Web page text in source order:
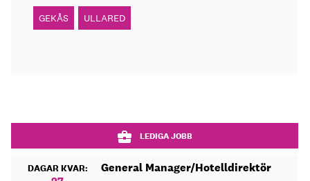
GEKÅS ULLARED
LEDIGA JOBB
DAGAR KVAR: General Manager/Hotelldirektör